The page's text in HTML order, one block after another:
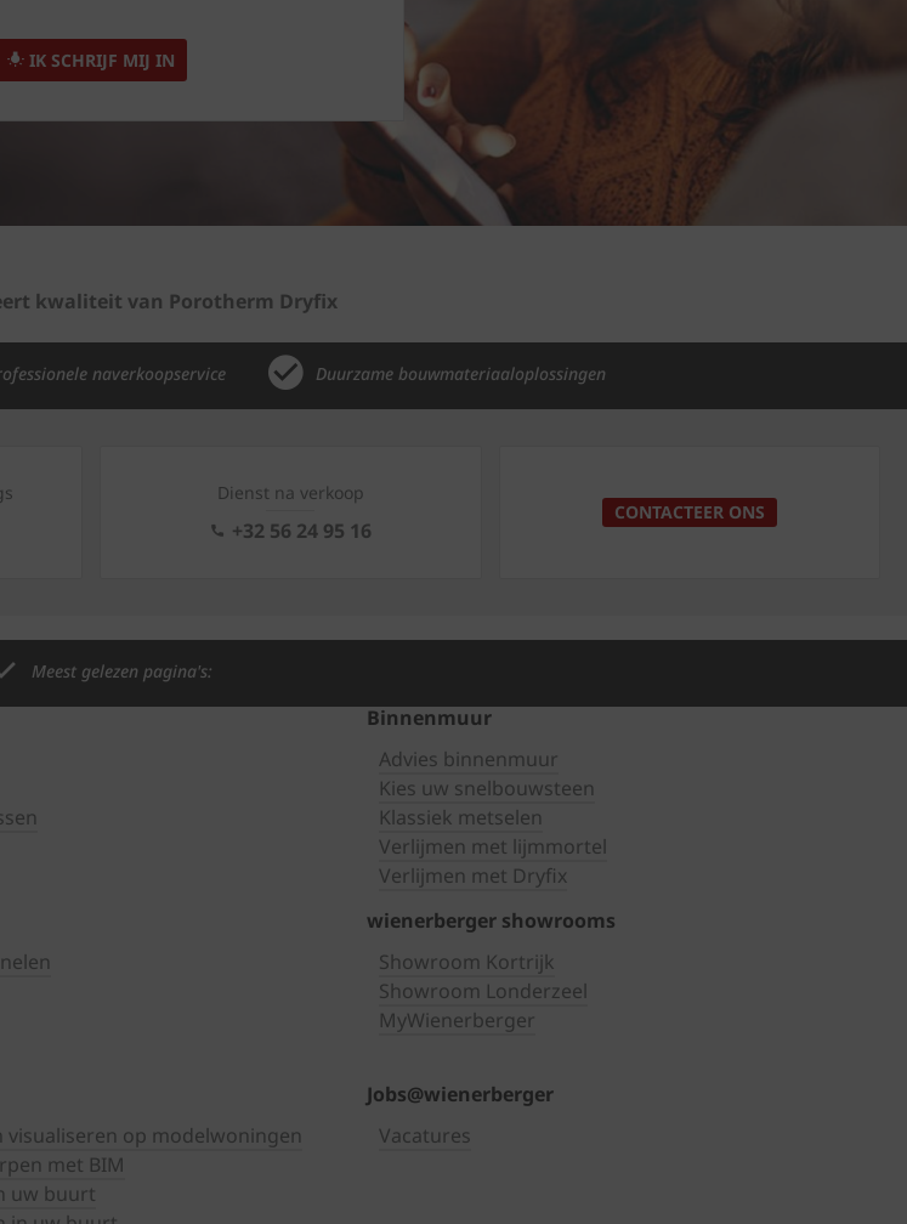
IK SCHRIJF MIJ IN
kwaliteit van Porotherm Dryfix
naverkoopservice Duurzame bouwmateriaaloplossingen
Dienst na verkoop
+32 56 24 95 16
CONTACTEER ONS
Meest gelezen pagina's:
Binnenmuur
Advies binnenmuur
Kies uw snelbouwsteen
Klassiek metselen
Verlijmen met lijmmortel
Verlijmen met Dryfix
wienerberger showrooms
Showroom Kortrijk
Showroom Londerzeel
MyWienerberger
visualiseren op modelwoningen
met BIM
uw buurt
Jobs@wienerberger
Vacatures